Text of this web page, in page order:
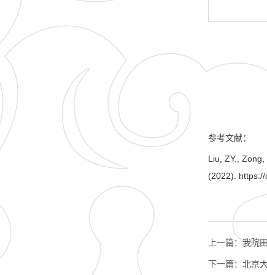
参考文献：
Liu, ZY.,
(2022).
上一篇：我院
下一篇： 北京